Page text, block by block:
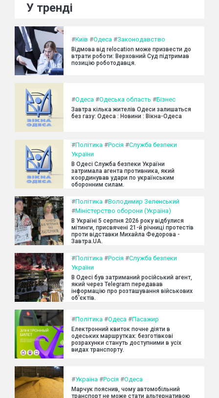
У тренді
#Київ #Одеса #Законодавство
Відмова від relocation може призвести до
втрати роботи: Верховний Суд підтримав
позицію роботодавця.
#Одеса #Одеська область #Бізнес
Завтра кілька жителів Одеси залишаться
без газу: Одеса : Новини : Вікна-Одеса
#Політика #Росія #Служба безпеки
України
В Одесі Служба безпеки України
затримала агента противника, який
координував удари по українським
оборонним силам.
#Політика #Володимир Зеленський
#Міністерство оборони (Україна)
В Україні 5 серпня 2026 року відбулися
мітинги, присвячені 21-й річниці протестів
проти відставки Михайла Федорова -
Завтра.UA.
#Політика #Росія #Служба безпеки
України
В Одесі був затриманий російський агент,
який через Telegram передавав
інформацію про розташування військових
об'єктів.
#Політика #Одеса #Пасажир
Електронний квиток почне діяти в
одеських маршрутках: безготівкові
розрахунки стануть доступними в усіх
видах транспорту.
#Україна #Росія #Одеса
Марчук пояснив, чому автомобільний
транспорт не може стати альтернативою